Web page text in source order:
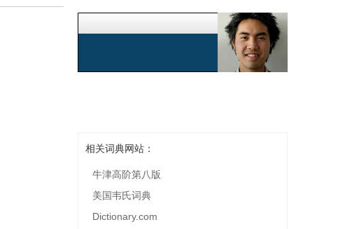
相关词典网站：
牛津高阶第八版
美国韦氏词典
Dictionary.com